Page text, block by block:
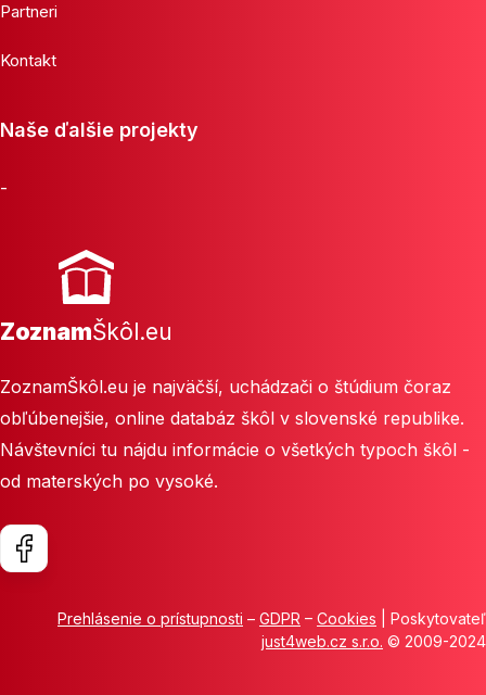
Partneri
Kontakt
Naše ďalšie projekty
-
ZoznamŠkôl.eu
ZoznamŠkôl.eu je najväčší, uchádzači o štúdium čoraz
obľúbenejšie, online databáz škôl v slovenské republike.
Návštevníci tu nájdu informácie o všetkých typoch škôl -
od materských po vysoké.
Prehlásenie o prístupnosti – GDPR – Cookies | Poskytovateľ
just4web.cz s.r.o. © 2009-2024